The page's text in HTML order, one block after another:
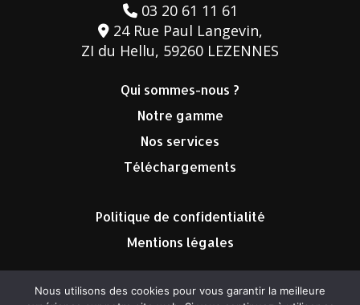
03 20 61 11 61
24 Rue Paul Langevin,
ZI du Hellu, 59260 LEZENNES
Qui sommes-nous ?
Notre gamme
Nos services
Téléchargements
Politique de confidentialité
Mentions légales
Nous utilisons des cookies pour vous garantir la meilleure